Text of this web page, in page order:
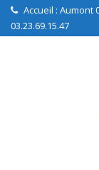
Skip Accueil : Aumont
03.23.69.15.47